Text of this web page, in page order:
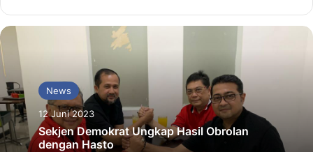
News
12 Juni 2023
Sekjen Demokrat Ungkap Hasil Obrolan
dengan Hasto